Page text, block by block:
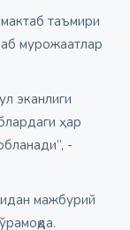
таъмири
мурожаатлар
эканлиги
ҳар
-
мажбурий